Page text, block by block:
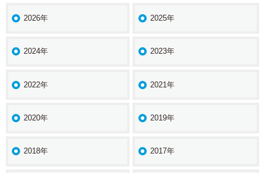
2026年 2025年
2024年 2023年
2022年 2021年
2020年 2019年
2018年 2017年